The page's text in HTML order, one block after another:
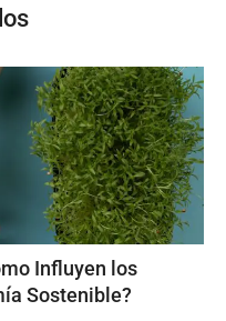
Influyen los
Sostenible?